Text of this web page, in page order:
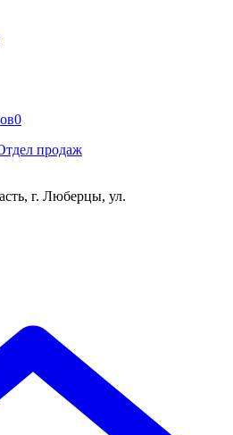
0
продаж
г. Люберцы, ул.